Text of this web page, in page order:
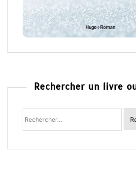
Rechercher un livre
Rechercher